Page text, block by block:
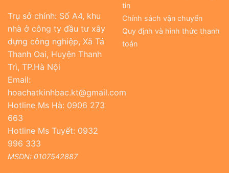
Trụ sở chính: Số A4, khu
nhà ở công ty đầu tư xây
dựng công nghiệp, Xã Tả
Thanh Oai, Huyện Thanh
Trì, TP.Hà Nội
Email:
hoachatkinhbac.kt@gmail.com
Hotline Ms Hà: 0906 273
663
Hotline Ms Tuyết: 0932
996 333
MSDN: 0107542887
tin
Chính sách vận chuyển
Quy định và hình thức thanh
toán